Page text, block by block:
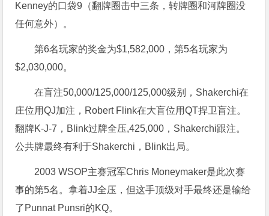
Kenney的口袋9（翻牌圈击中三条，转牌圈和河牌圈没
任何意外）。
第6名玩家的奖金为$1,582,000，第5名玩家为
$2,030,000。
在盲注50,000/125,000/125,000级别，Shakerchi在
庄位用QJ加注，Robert Flink在大盲位用QT捍卫盲注。
翻牌K-J-7，Blink过牌全压,425,000，Shakerchi跟注。
公共牌最终有利于Shakerchi，Blink出局。
2003 WSOP主赛冠军Chris Moneymaker是此次赛
事的第5名。拿着JJ全压，但这手顶级对手最终还是输给
了Punnat Punsri的KQ。